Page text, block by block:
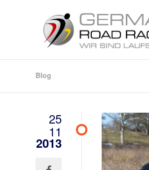
Blog
25
11
2013